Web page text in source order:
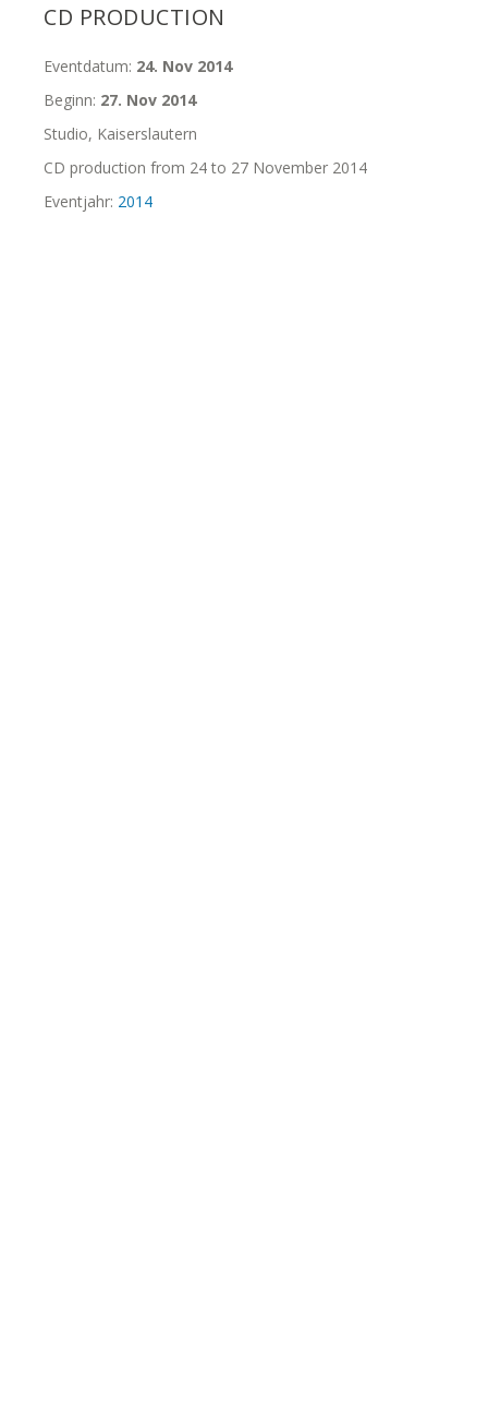
CD PRODUCTION
Eventdatum: 24. Nov 2014
Beginn: 27. Nov 2014
Studio, Kaiserslautern
CD production from 24 to 27 November 2014
Eventjahr: 2014